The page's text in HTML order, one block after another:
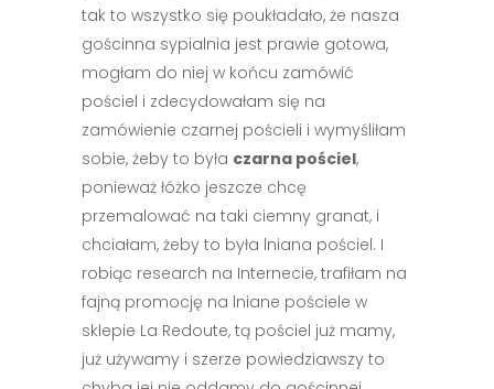
tak to wszystko się poukładało, że nasza
gościnna sypialnia jest prawie gotowa,
mogłam do niej w końcu zamówić
pościel i zdecydowałam się na
zamówienie czarnej pościeli i wymyśliłam
sobie, żeby to była czarna pościel,
ponieważ łóżko jeszcze chcę
przemalować na taki ciemny granat, i
chciałam, żeby to była lniana pościel. I
robiąc research na Internecie, trafiłam na
fajną promocję na lniane pościele w
sklepie La Redoute, tą pościel już mamy,
już używamy i szerze powiedziawszy to